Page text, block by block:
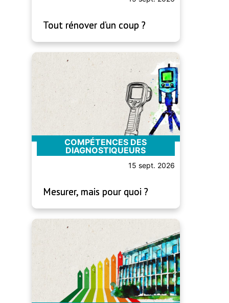
Tout rénover d’un coup ?
COMPÉTENCES DES
DIAGNOSTIQUEURS
15 sept. 2026
Mesurer, mais pour quoi ?